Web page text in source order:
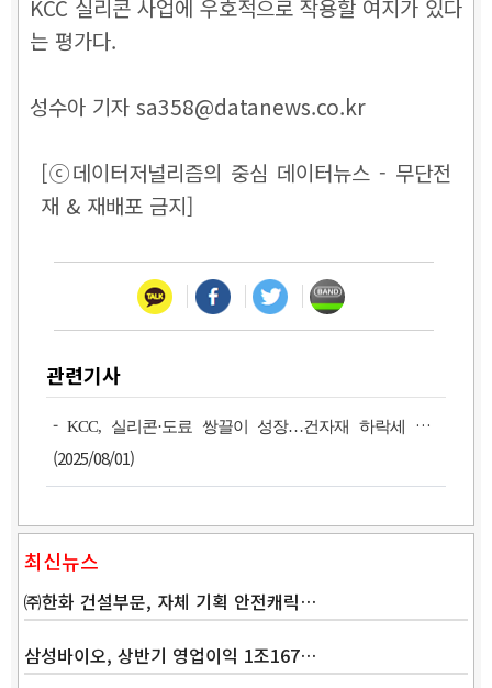
KCC 실리콘 사업에 우호적으로 작용할 여지가 있다
는 평가다.
성수아 기자 sa358@datanews.co.kr
[ⓒ데이터저널리즘의 중심 데이터뉴스 - 무단전
재 & 재배포 금지]
관련기사
- KCC, 실리콘·도료 쌍끌이 성장…건자재 하락세 상쇄
(2025/08/01)
최신뉴스
㈜한화 건설부문, 자체 기획 안전캐릭…
삼성바이오, 상반기 영업이익 1조167…